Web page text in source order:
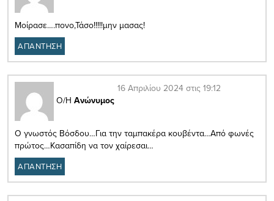
Μοίρασε….πονο,Τάσο!!!!!μην μασας!
ΑΠΑΝΤΗΣΗ
Ο/Η Ανώνυμος
16 Απριλίου 2024 στις 19:12
Ο γνωστός Βόσδου…Για την ταμπακέρα κουβέντα…Από φωνές
πρώτος…Κασαπίδη να τον χαίρεσαι…
ΑΠΑΝΤΗΣΗ